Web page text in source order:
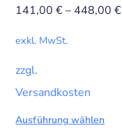
141,00€– 448,00€
exkl. MwSt.
zzgl.
Versandkosten
Ausführung wählen